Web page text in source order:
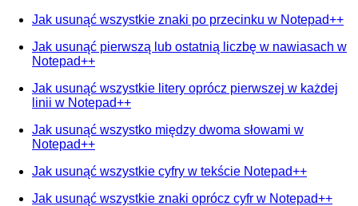
Jak usunąć wszystkie znaki po przecinku w Notepad++
Jak usunąć pierwszą lub ostatnią liczbę w nawiasach w
Notepad++
Jak usunąć wszystkie litery oprócz pierwszej w każdej
linii w Notepad++
Jak usunąć wszystko między dwoma słowami w
Notepad++
Jak usunąć wszystkie cyfry w tekście Notepad++
Jak usunąć wszystkie znaki oprócz cyfr w Notepad++